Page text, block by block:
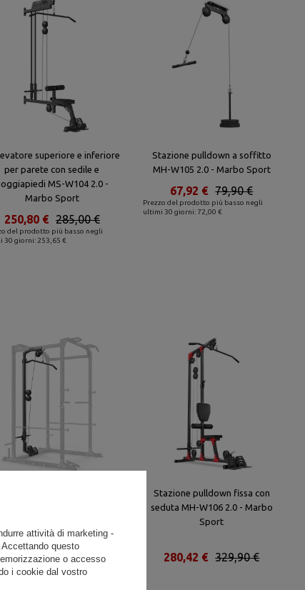
superiore e inferiore
per parete con sedile e
MS-W104 2.0 -
Marbo Sport
del prodotto più basso negli
30 giorni: 253,65 €
285,00 €
250,80 €
Stazione pulldown a soffitto
MH-W105 2.0 - Marbo Sport
Prezzo del prodotto più basso negli
ultimi 30 giorni: 72,00 €
79,90 €
67,92 €
163,00 €
143,44 €
Stazione pulldown fissa con
seduta MH-W106 2.0 - Marbo
Sport
329,90 €
280,42 €
attività di marketing -
Accettando questo
o accesso
i cookie dal vostro